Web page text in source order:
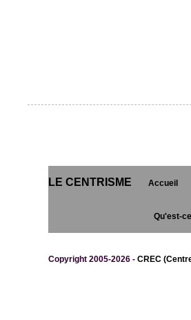
LE CENTRISME Accueil
Qu'est-
Copyright 2005-2026 - CREC